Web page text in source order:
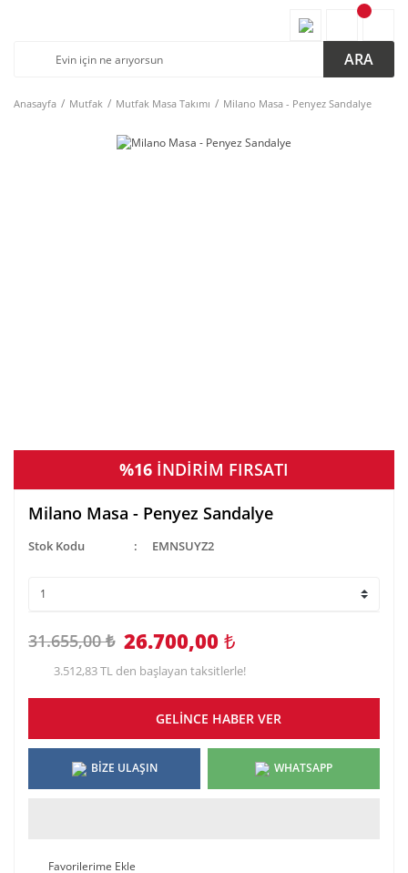
ARA
Anasayfa Mutfak Mutfak Masa Takımı Milano Masa - Penyez Sandalye
%16 İNDİRİM FIRSATI
Milano Masa - Penyez Sandalye
Stok Kodu EMNSUYZ2
31.655,00 ₺ 26.700,00 ₺
3.512,83 TL den başlayan taksitlerle!
GELİNCE HABER VER
BİZE ULAŞIN WHATSAPP